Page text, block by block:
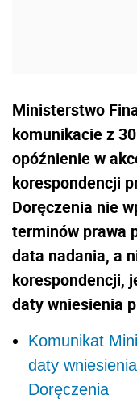
Ministerstwo
komunikacie z
opóźnienie w
korespondencji
Doręczenia nie
terminów prawa
data nadania, a
korespondencji,
daty wniesienia
Komunikat
daty
Doręczenia